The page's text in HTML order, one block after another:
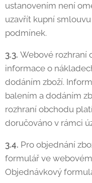
ustanovením není
uzavřít kupní
podmínek.
3.3. Webové rozhraní
informace o
dodáním zboží.
balením a dodáním
rozhraní obchodu
doručováno v rámci
3.4. Pro objednání
formulář ve
Objednávkový